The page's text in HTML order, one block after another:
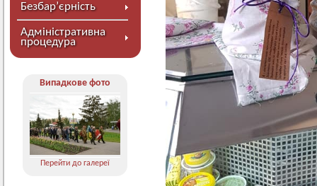
Безбар’єрність
Адміністративна
процедура
Випадкове фото
Перейти до галереї